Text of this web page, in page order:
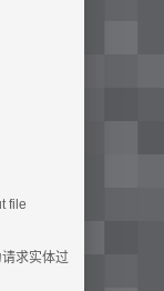
file
求实体过